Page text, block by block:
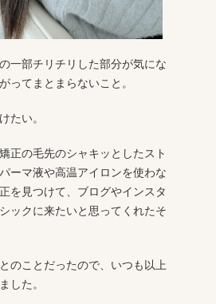
一部チリチリした部分が気にな
ってまとまらないこと。
たい。
正の毛先のシャキッとしたスト
ーマ液や高温アイロンを使わな
を見つけて、ブログやインスタ
ックに来たいと思ってくれたそ
のことだったので、いつも以上
した。